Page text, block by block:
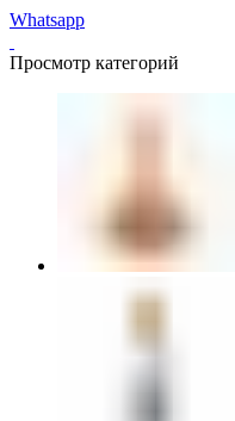
Whatsapp
Просмотр категорий